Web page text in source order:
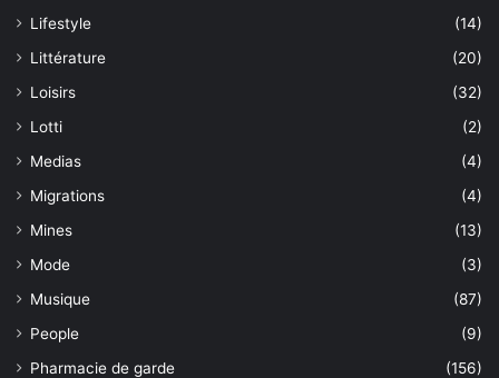
Lifestyle
(14)
Littérature
(20)
Loisirs
(32)
Lotti
(2)
Medias
(4)
Migrations
(4)
Mines
(13)
Mode
(3)
Musique
(87)
People
(9)
Pharmacie de garde
(156)